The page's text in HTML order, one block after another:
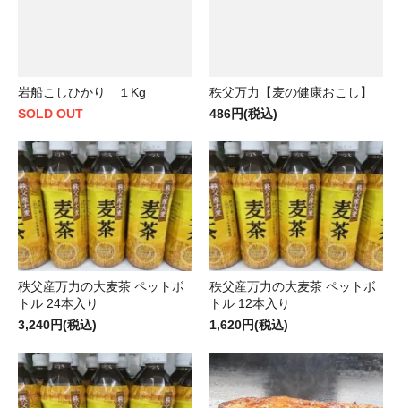
岩船こしひかり １Kg
SOLD OUT
秩父万力【麦の健康おこし】
486円(税込)
秩父産万力の大麦茶 ペットボ
トル 24本入り
3,240円(税込)
秩父産万力の大麦茶 ペットボ
トル 12本入り
1,620円(税込)